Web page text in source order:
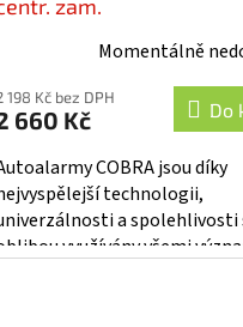
zam.
Momentálně
198 Kč bez DPH
660 Kč Do
COBRA jsou díky
technologii,
a spolehlivosti
využívány všemi